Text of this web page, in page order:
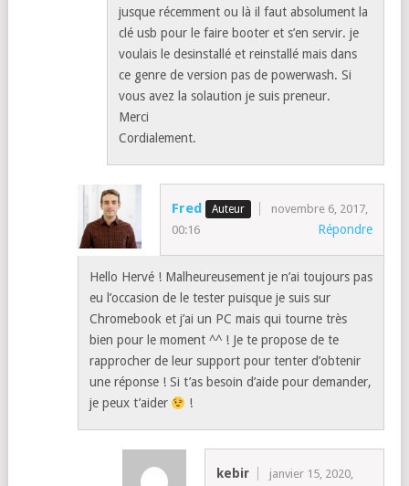
jusque récemment ou là il faut absolument la
clé usb pour le faire booter et s’en servir. je
voulais le desinstallé et reinstallé mais dans
ce genre de version pas de powerwash. Si
vous avez la solaution je suis preneur.
Merci
Cordialement.
Fred
novembre 6, 2017,
00:16
Répondre
Hello Hervé ! Malheureusement je n’ai toujours pas
eu l’occasion de le tester puisque je suis sur
Chromebook et j’ai un PC mais qui tourne très
bien pour le moment ^^ ! Je te propose de te
rapprocher de leur support pour tenter d’obtenir
une réponse ! Si t’as besoin d’aide pour demander,
je peux t’aider
!
kebir
janvier 15, 2020,